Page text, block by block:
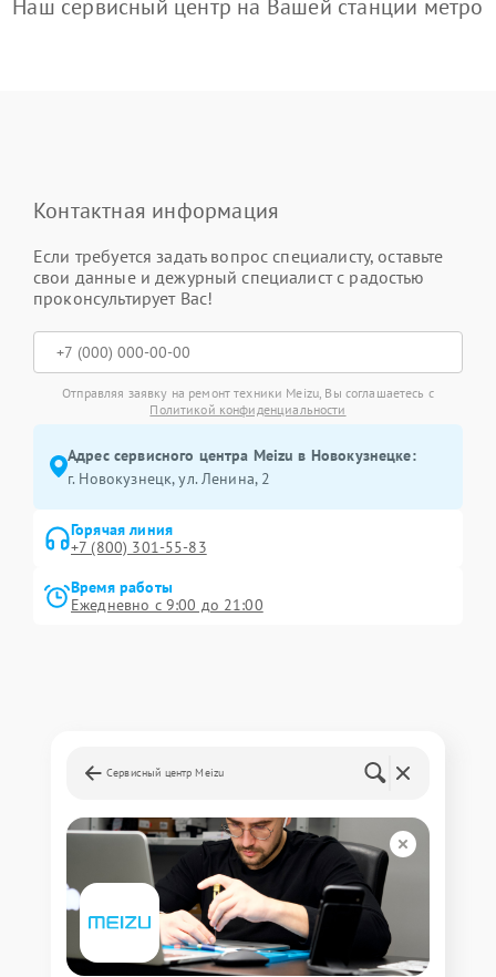
Наш сервисный центр на Вашей станции метро
Контактная информация
Если требуется задать вопрос специалисту, оставьте
свои данные и дежурный специалист с радостью
проконсультирует Вас!
Отправляя заявку на ремонт техники Meizu, Вы соглашаетесь с
Политикой конфиденциальности
Адрес сервисного центра Meizu в Новокузнецке:
г. Новокузнецк, ул. Ленина, 2
Горячая линия
+7 (800) 301-55-83
Время работы
Ежедневно с 9:00 до 21:00
Сервисный центр Meizu